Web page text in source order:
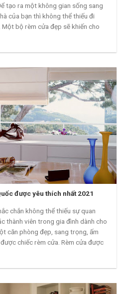
tạo ra một không gian sống sang
của bạn thì không thể thiếu đi
bộ rèm cửa đẹp sẽ khiến cho
được yêu thích nhất 2021
chắn không thể thiếu sự quan
thành viên trong gia đình dành cho
căn phòng đẹp, sang trọng, ấm
chiếc rèm cửa. Rèm cửa được